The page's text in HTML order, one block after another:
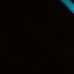
estan
(*)
más
de
de